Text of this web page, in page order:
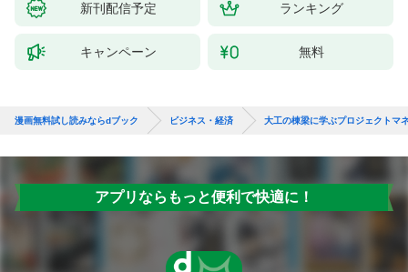
新刊配信予定 ランキング
キャンペーン 無料
漫画無料試し読みならdブック ビジネス・経済 大工の棟梁に学ぶプロジェクトマ
アプリならもっと便利で快適に！